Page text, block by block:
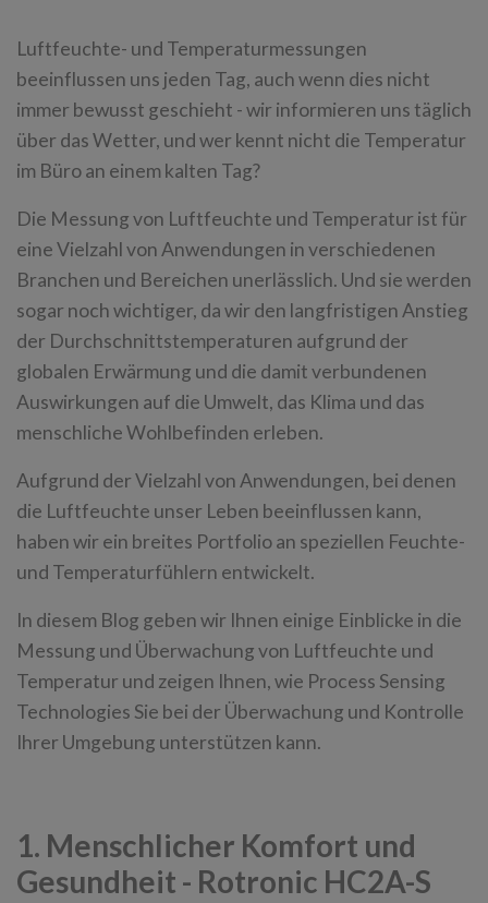
Luftfeuchte- und Temperaturmessungen
beeinflussen uns jeden Tag, auch wenn dies nicht
immer bewusst geschieht - wir informieren uns täglich
über das Wetter, und wer kennt nicht die Temperatur
im Büro an einem kalten Tag?
Die Messung von Luftfeuchte und Temperatur ist für
eine Vielzahl von Anwendungen in verschiedenen
Branchen und Bereichen unerlässlich. Und sie werden
sogar noch wichtiger, da wir den langfristigen Anstieg
der Durchschnittstemperaturen aufgrund der
globalen Erwärmung und die damit verbundenen
Auswirkungen auf die Umwelt, das Klima und das
menschliche Wohlbefinden erleben.
Aufgrund der Vielzahl von Anwendungen, bei denen
die Luftfeuchte unser Leben beeinflussen kann,
haben wir ein breites Portfolio an speziellen Feuchte-
und Temperaturfühlern entwickelt.
In diesem Blog geben wir Ihnen einige Einblicke in die
Messung und Überwachung von Luftfeuchte und
Temperatur und zeigen Ihnen, wie Process Sensing
Technologies Sie bei der Überwachung und Kontrolle
Ihrer Umgebung unterstützen kann.
1. Menschlicher Komfort und
Gesundheit - Rotronic HC2A-S